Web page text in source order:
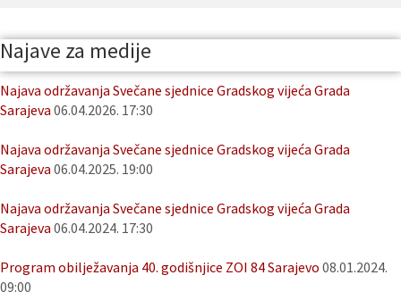
Najave za medije
Najava održavanja Svečane sjednice Gradskog vijeća Grada
Sarajeva 06.04.2026. 17:30
Najava održavanja Svečane sjednice Gradskog vijeća Grada
Sarajeva 06.04.2025. 19:00
Najava održavanja Svečane sjednice Gradskog vijeća Grada
Sarajeva 06.04.2024. 17:30
Program obilježavanja 40. godišnjice ZOI 84 Sarajevo 08.01.2024.
09:00